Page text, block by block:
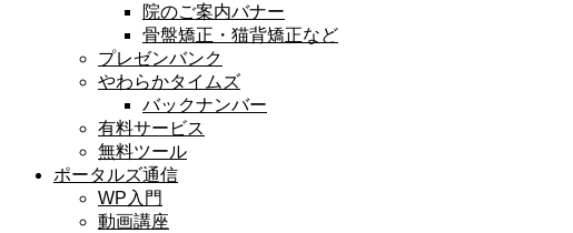
院のご案内バナー
骨盤矯正・猫背矯正など
プレゼンバンク
やわらかタイムズ
バックナンバー
有料サービス
無料ツール
ポータルズ通信
WP入門
動画講座